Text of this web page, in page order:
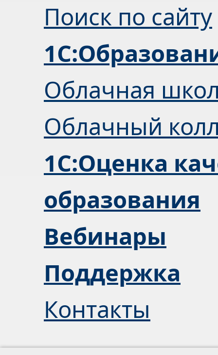
Поиск по сайту
Облачная
Облачный
1С:Оценка
образования
Вебинары
Поддержка
Контакты